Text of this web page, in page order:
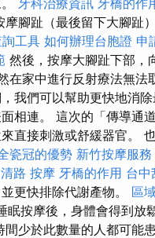
摩腳趾（最後留下大腳趾
工具 如何辦理台胞證 申
然後，按摩大腳趾下部，
在家中進行反射療法無法
我們可以幫助更快地消
相連。 這次的「傳導通
直接刺激或舒緩器官。
瓷冠的優勢 新竹按摩服務
路 按摩 牙橋的作用 台中
更快排除代謝產物。 區
眠按摩後，身體會得到放
少於此數量的人都可能